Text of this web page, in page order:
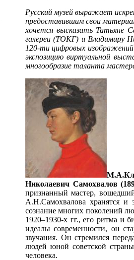
Русский музей выражает
предоставившим свои
хочется высказать Татьяне
галереи (ТОКГ) и Владимиру
120-ти цифровых
экспозицию виртуальной
многообразие таланта
Николаевич Самохвалов
признанный мастер, вошедший
А.Н.Самохвалова хранятся
сознание многих поколений
1920–1930-х гг., его ритма и
идеалы современности, он
звучания. Он стремился
людей юной советской
человека.